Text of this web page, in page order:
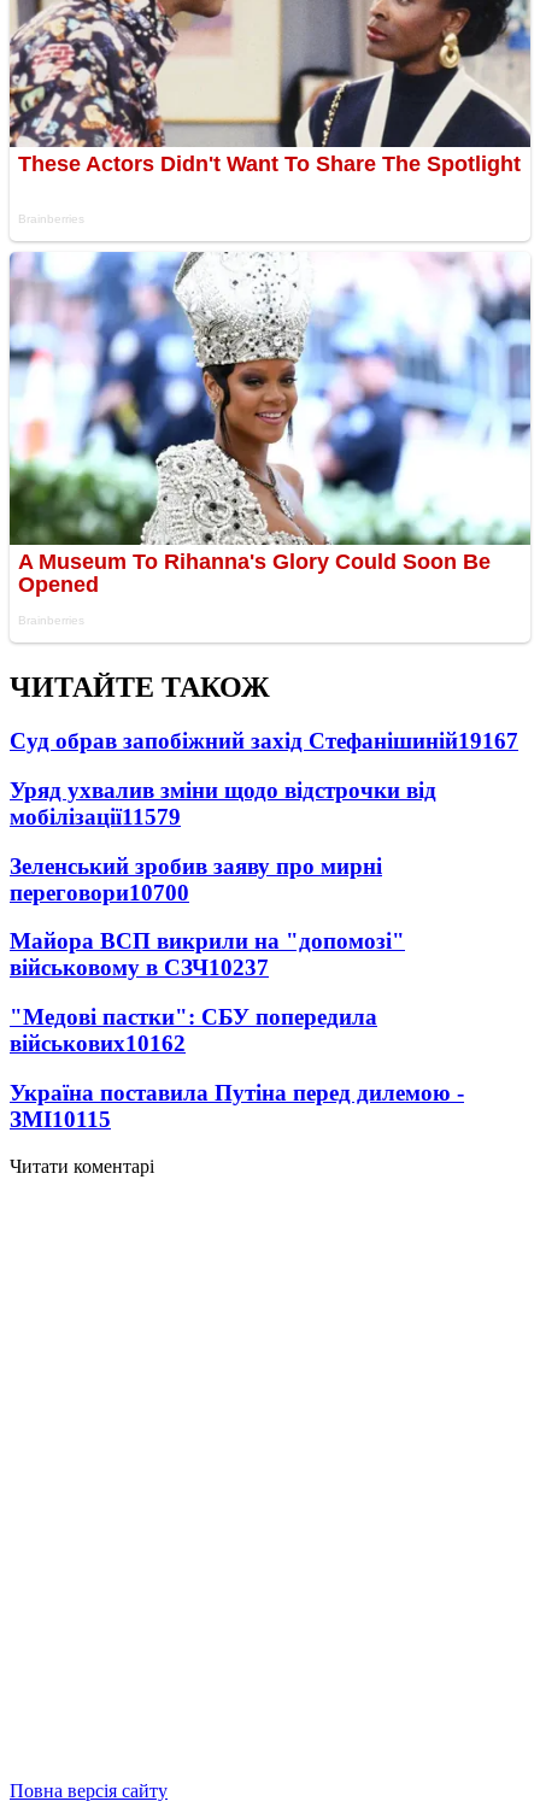
ЧИТАЙТЕ ТАКОЖ
Суд обрав запобіжний захід Стефанішиній19167
Уряд ухвалив зміни щодо відстрочки від
мобілізації11579
Зеленський зробив заяву про мирні
переговори10700
Майора ВСП викрили на "допомозі"
військовому в СЗЧ10237
"Медові пастки": СБУ попередила
військових10162
Україна поставила Путіна перед дилемою -
ЗМІ10115
Читати коментарі
Повна версія сайту